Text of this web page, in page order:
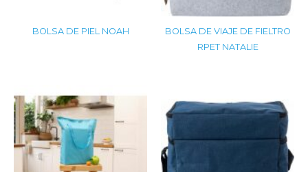
BOLSA DE PIEL NOAH
BOLSA DE VIAJE DE FIELTRO
RPET NATALIE